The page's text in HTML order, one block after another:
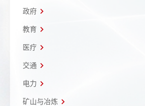
政府
教育
医疗
交通
电力
矿山与冶炼